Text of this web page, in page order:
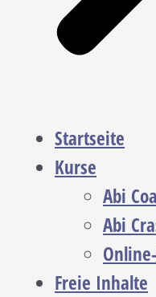
Startseite
Kurse
Abi
Abi
Freie Inhalte